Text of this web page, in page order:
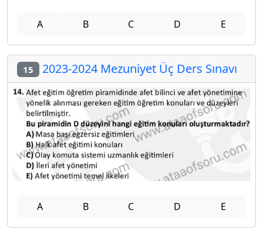
A B C D E
15 2023-2024 Mezuniyet Üç Ders Sınavı
A B C D E